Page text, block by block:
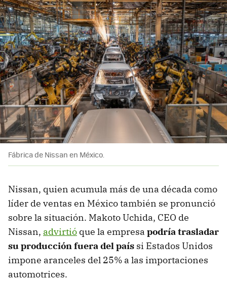
Fábrica de Nissan en México.
Nissan, quien acumula más de una década como
líder de ventas en México también se pronunció
sobre la situación. Makoto Uchida, CEO de
Nissan, advirtió que la empresa podría trasladar
su producción fuera del país si Estados Unidos
impone aranceles del 25% a las importaciones
automotrices.